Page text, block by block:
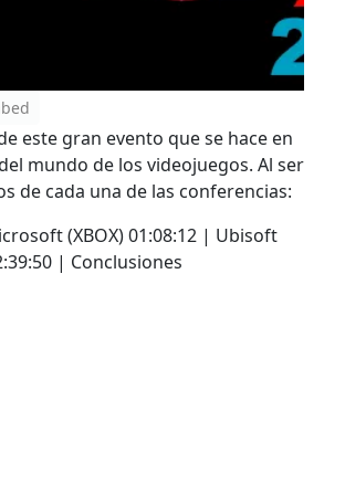
este gran evento que se hace en
mundo de los videojuegos. Al ser
de cada una de las conferencias:
(XBOX) 01:08:12 | Ubisoft
| Conclusiones